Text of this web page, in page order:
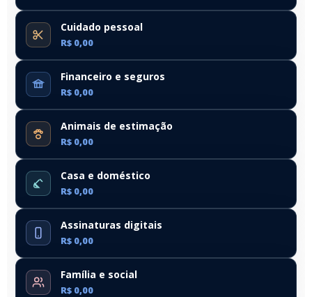
Cuidado pessoal
R$ 0,00
Financeiro e seguros
R$ 0,00
Animais de estimação
R$ 0,00
Casa e doméstico
R$ 0,00
Assinaturas digitais
R$ 0,00
Família e social
R$ 0,00